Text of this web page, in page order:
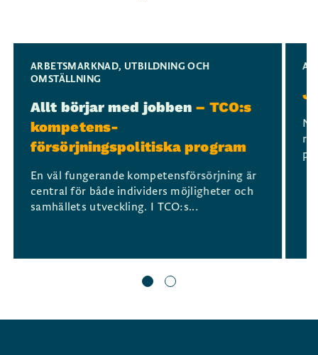
ARBETSMARKNAD, UTBILDNING OCH
OMSTÄLLNING
Allt börjar med jobben – TCO:s
kompetens-
försörjningspolitiska program
En väl fungerande kompetensförsörjning är
central för både individers möjligheter och
samhällets utveckling. I TCO:s...